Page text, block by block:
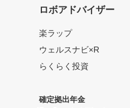
ロボアドバイザー
楽ラップ
ウェルスナビ×R
らくらく投資
確定拠出年金